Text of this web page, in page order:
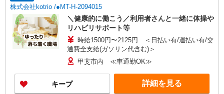
株式会社kotrio /●MT-H-2094015
＼健康的に働こう／利用者さんと一緒に体操や
リハビリサポート等
時給1500円〜2125円 ＜日払い有/週払い有/交
通費全支給(ガソリン代含む)＞
甲斐市内 ≪車通勤OK≫
キープ 詳細を見る